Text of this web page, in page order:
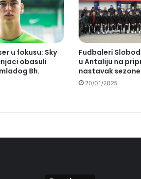
u fokusu: Sky
obasuli
Bh.
Fudbaleri
u Antaliju na
nastavak sezone
20/01/2025